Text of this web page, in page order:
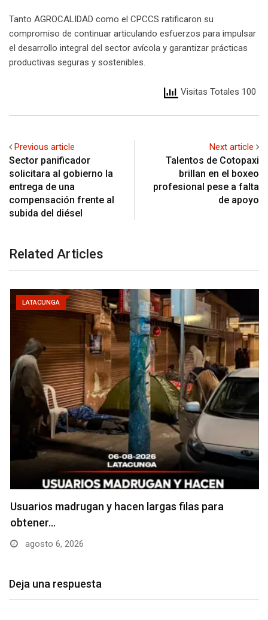
Tanto AGROCALIDAD como el CPCCS ratificaron su
compromiso de continuar articulando esfuerzos para impulsar
el desarrollo integral del sector avícola y garantizar prácticas
productivas seguras y sostenibles.
Visitas Totales 100
Previous article
Sector panificador
solicitara al gobierno la
entrega de una
compensación frente al
subida del diésel
Next article
Talentos de Cotopaxi
brillan en el boxeo
profesional pese a falta
de apoyo
Related Articles
LATACUNGA
Usuarios madrugan y hacen largas filas para
obtener…
agosto 6, 2026
Deja una respuesta